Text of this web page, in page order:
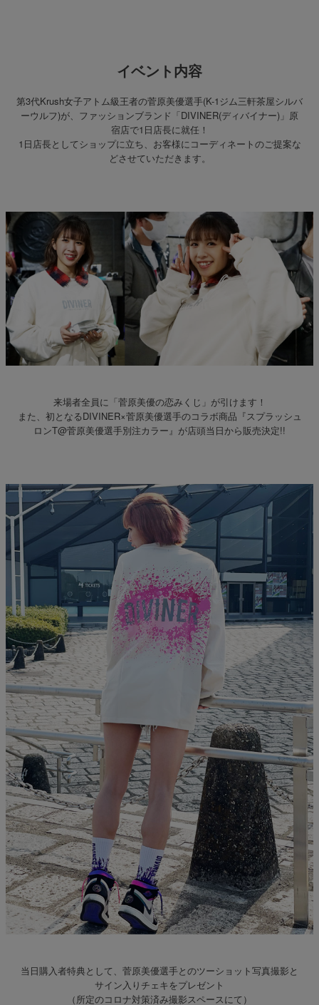
イベント内容
第3代Krush女子アトム級王者の菅原美優選手(K-1ジム三軒茶屋シルバ
ーウルフ)が、ファッションブランド「DIVINER(ディバイナー)」原
宿店で1日店長に就任！
1日店長としてショップに立ち、お客様にコーディネートのご提案な
どさせていただきます。
来場者全員に「菅原美優の恋みくじ」が引けます！
また、初となるDIVINER×菅原美優選手のコラボ商品『スプラッシュ
ロンT@菅原美優選手別注カラー』が店頭当日から販売決定!!
当日購入者特典として、菅原美優選手とのツーショット写真撮影と
サイン入りチェキをプレゼント
（所定のコロナ対策済み撮影スペースにて）